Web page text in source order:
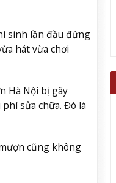
sinh lần đầu đứng
hát vừa chơi
Hà Nội bị gãy
sửa chữa. Đó là
cũng không